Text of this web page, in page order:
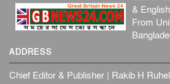
&
From
ADDRESS
Chief Editor & Publisher | Rakib H Ruhel